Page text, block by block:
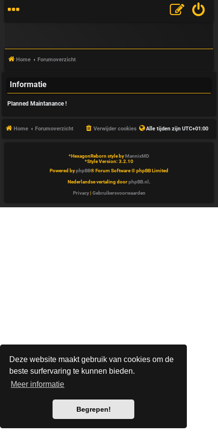
Deze website maakt gebruik van cookies om de
beste surfervaring te kunnen bieden.
Meer informatie
Begrepen!
V
A
Home Forumoverzicht
Informatie
Planned Maintanance !
Home Forumoverzicht Alle tijden zijn UTC+01:00
Verwijder cookies
*HexagonReborn style byMannixMD
*Style Version: 3.2.10
Powered byphpBB® Forum Software © phpBB Limited
Nederlandse vertaling doorphpBB.nl .
Privacy| Gebruikersvoorwaarden